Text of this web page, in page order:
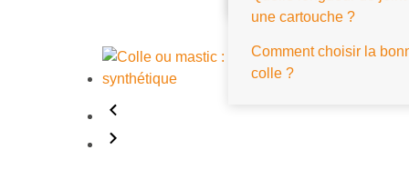
une cartouche ?
Comment choisir la
colle ?